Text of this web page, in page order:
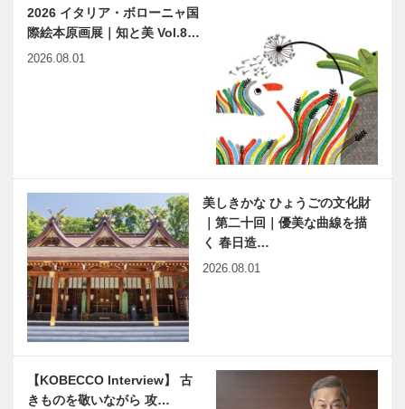
がり」を大切
にして、
vol.14 ｜ 井
筒 和幸
豚饅プロジェ
神大病院の魅
力はココだ！
Vol.9 神戸大
学大学院 医
学研究科 内
科学講座 消
化…
元町映画館
vol.5｜人生
を諦めない女
たち
「もっと自分
のことを大切
有馬温泉史
略 第五席｜
謎のベールに
包まれた 有
馬の復興主、
ル・ユーハイム
2026 イタリア・ボローニャ国
際絵本原画展｜知と美 Vol.8…
2026.08.01
美しきかな ひょうごの文化財
｜第二十回｜優美な曲線を描
く 春日造…
2026.08.01
【KOBECCO Interview】 古
きものを敬いながら 攻…